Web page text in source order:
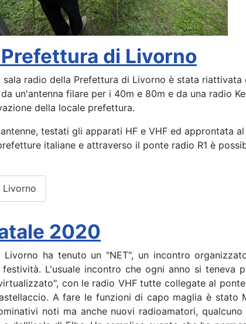
di Livorno
radio della Prefettura di Livorno è stata riattivata
un'antenna filare per i 40m e 80m e da una radio
della locale prefettura.
testati gli apparati HF e VHF ed approntata
italiane e attraverso il ponte radio R1 è
Livorno
2020
ha tenuto un "NET", un incontro
L'usuale incontro che ogni anno si teneva
con le radio VHF tutte collegate al
A fare le funzioni di capo maglia è stato
noti ma anche nuovi radioamatori,